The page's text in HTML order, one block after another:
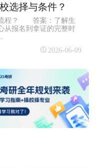
选择与条件？
流程？ 答案：了解生
从报名到拿证的完整时
2026-06-09